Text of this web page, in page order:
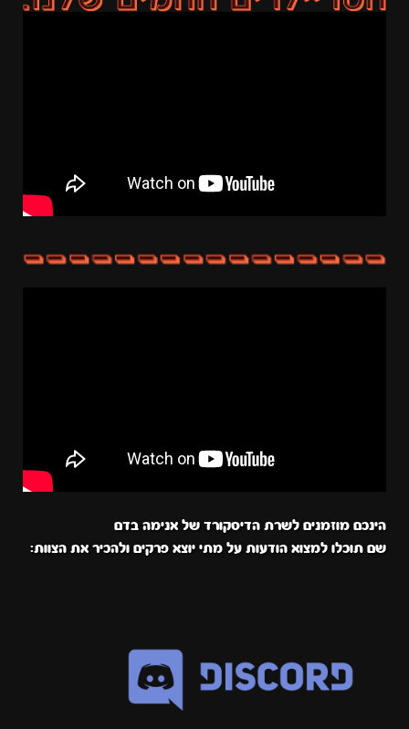
הינכם מוזמנים לשרת הדיסקורד של אנימה בדם
שם תוכלו למצוא הודעות על מתי יוצא פרקים ולהכיר את הצוות: